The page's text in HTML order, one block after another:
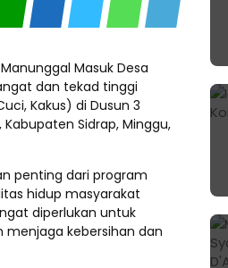
Manunggal Masuk Desa
dan tekad tinggi
Kakus) di Dusun 3
Sidrap, Minggu,
penting dari program
hidup masyarakat
diperlukan untuk
kebersihan dan